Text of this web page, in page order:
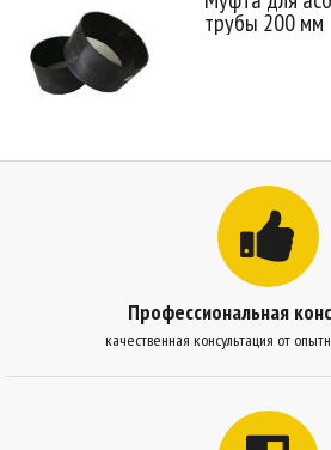
трубы 200 мм
Профессиональная
качественная консультация от